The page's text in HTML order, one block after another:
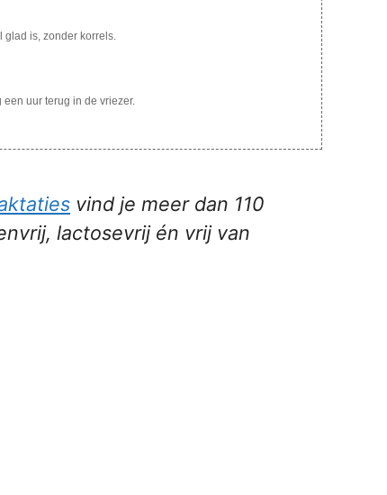
glad is, zonder korrels.
uur terug in de vriezer.
vind je meer dan 110
lactosevrij én vrij van